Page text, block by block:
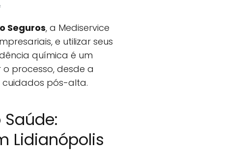
Seguros, a Mediservice
e utilizar seus
química é um
processo, desde a
pós-alta.
Lidianópolis